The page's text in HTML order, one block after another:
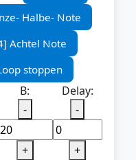
Halbe- Note
Achtel Note
stoppen
B:
-
+
Delay:
-
+